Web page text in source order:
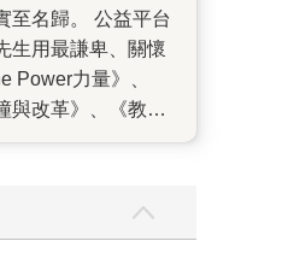
至名歸。 公益平台
生用最謙卑、關懷
Power力量》、
與改革》、《教育
都應多加思辯並
封閉，他仍堅持
，在豐收年代警惕